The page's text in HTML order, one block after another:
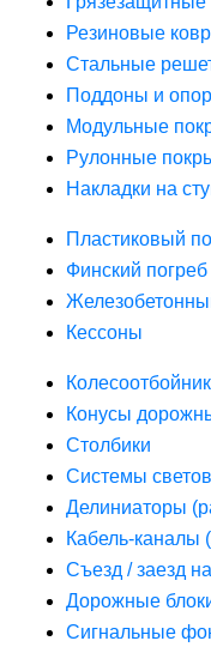
Резиновые
Стальные
Поддоны и
Модульные
Рулонные
Накладки на
Пластиковый
Финский погреб
Кессоны
Конусы
Столбики
Системы
Делиниаторы
Кабель-каналы
Съезд / заезд
Дорожные
Сигнальные